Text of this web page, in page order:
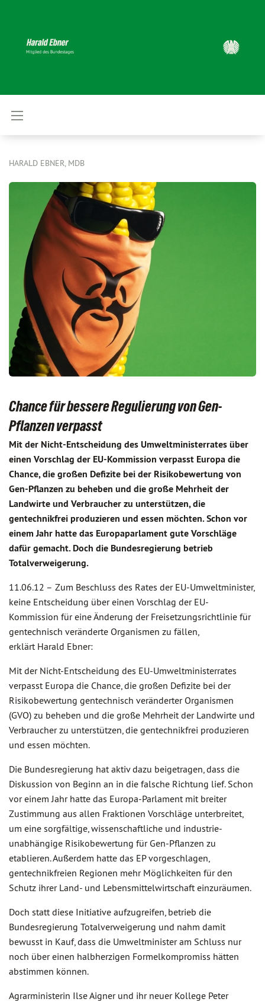
HARALD EBNER, MDB
Chance für bessere Regulierung von Gen-
Pflanzen verpasst
Mit der Nicht-Entscheidung des Umweltministerrates über
einen Vorschlag der EU-Kommission verpasst Europa die
Chance, die großen Defizite bei der Risiko­bewertung von
Gen-Pflanzen zu beheben und die große Mehrheit der
Landwirte und Verbraucher zu unter­stützen, die
gentechnikfrei produzieren und essen möchten. Schon vor
einem Jahr hatte das Europa­par­lament gute Vorschläge
dafür gemacht. Doch die Bundesregierung betrieb
Totalverweigerung.
11.06.12 – Zum Beschluss des Rates der EU-Umweltminister,
keine Entscheidung über einen Vorschlag der EU-
Kommission für eine Änderung der Freisetzungsrichtlinie für
gentechnisch veränderte Organismen zu fällen,
erklärt Harald Ebner:
Mit der Nicht-Entscheidung des EU-Umweltministerrates
verpasst Europa die Chance, die großen Defizite bei der
Risikobewertung gentechnisch veränderter Organismen
(GVO) zu beheben und die große Mehrheit der Landwirte und
Verbraucher zu unterstützen, die gentechnikfrei produzieren
und essen möchten.
Die Bundesregierung hat aktiv dazu beigetragen, dass die
Diskussion von Beginn an in die falsche Richtung lief. Schon
vor einem Jahr hatte das Europa-Parlament mit breiter
Zustimmung aus allen Fraktionen Vorschläge unterbreitet,
um eine sorgfältige, wissenschaftliche und industrie-
unabhängige Risikobewertung für Gen-Pflanzen zu
etablieren. Außerdem hatte das EP vorgeschlagen,
gentechnikfreien Regionen mehr Möglichkeiten für den
Schutz ihrer Land- und Lebensmittelwirtschaft einzuräumen.
Doch statt diese Initiative aufzugreifen, betrieb die
Bundesregierung Totalverweigerung und nahm damit
bewusst in Kauf, dass die Umweltminister am Schluss nur
noch über einen halbherzigen Formelkompromiss hätten
abstimmen können.
Agrarministerin Ilse Aigner und ihr neuer Kollege Peter